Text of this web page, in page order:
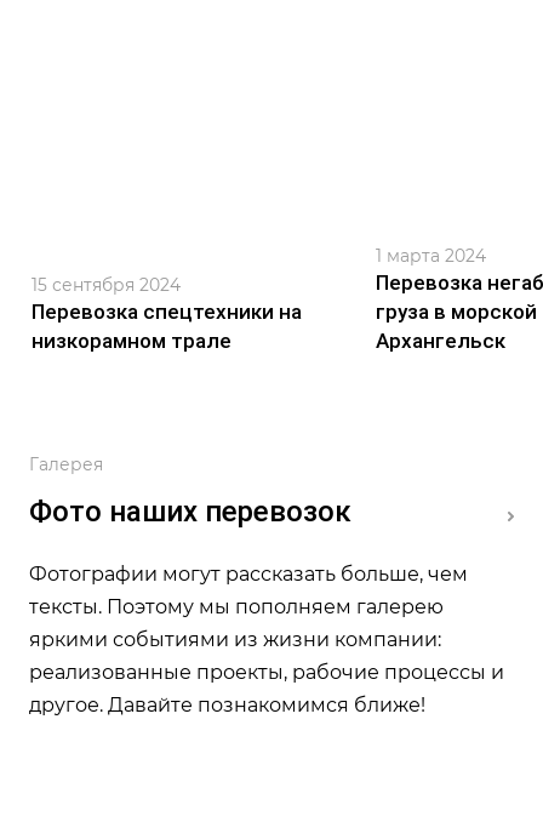
Перевозка спецтехники на
низкорамном трале
15 сентября 2024
Перевозка
груза в
Архангельск
1 марта 2024
Галерея
Фото наших перевозок
Фотографии могут рассказать больше, чем
тексты. Поэтому мы пополняем галерею
яркими событиями из жизни компании:
реализованные проекты, рабочие процессы и
другое. Давайте познакомимся ближе!
спецтехники
негабаритных
грузов